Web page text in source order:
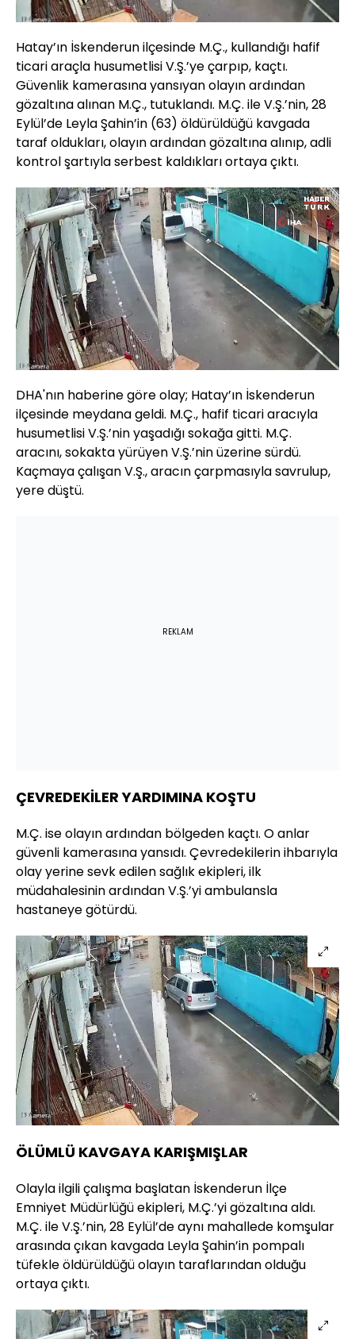
Hatay’ın İskenderun ilçesinde M.Ç., kullandığı hafif
ticari araçla husumetlisi V.Ş.’ye çarpıp, kaçtı.
Güvenlik kamerasına yansıyan olayın ardından
gözaltına alınan M.Ç., tutuklandı. M.Ç. ile V.Ş.’nin, 28
Eylül’de Leyla Şahin’in (63) öldürüldüğü kavgada
taraf oldukları, olayın ardından gözaltına alınıp, adli
kontrol şartıyla serbest kaldıkları ortaya çıktı.
Sesi
Aç
Yüklendi
55.10%
Oynatma
Hızı
DHA'nın haberine göre olay; Hatay’ın İskenderun
ilçesinde meydana geldi. M.Ç., hafif ticari aracıyla
husumetlisi V.Ş.’nin yaşadığı sokağa gitti. M.Ç.
aracını, sokakta yürüyen V.Ş.’nin üzerine sürdü.
Kaçmaya çalışan V.Ş., aracın çarpmasıyla savrulup,
yere düştü.
REKLAM
ÇEVREDEKİLER YARDIMINA KOŞTU
M.Ç. ise olayın ardından bölgeden kaçtı. O anlar
güvenli kamerasına yansıdı. Çevredekilerin ihbarıyla
olay yerine sevk edilen sağlık ekipleri, ilk
müdahalesinin ardından V.Ş.’yi ambulansla
hastaneye götürdü.
ÖLÜMLÜ KAVGAYA KARIŞMIŞLAR
Olayla ilgili çalışma başlatan İskenderun İlçe
Emniyet Müdürlüğü ekipleri, M.Ç.’yi gözaltına aldı.
M.Ç. ile V.Ş.’nin, 28 Eylül’de aynı mahallede komşular
arasında çıkan kavgada Leyla Şahin’in pompalı
tüfekle öldürüldüğü olayın taraflarından olduğu
ortaya çıktı.